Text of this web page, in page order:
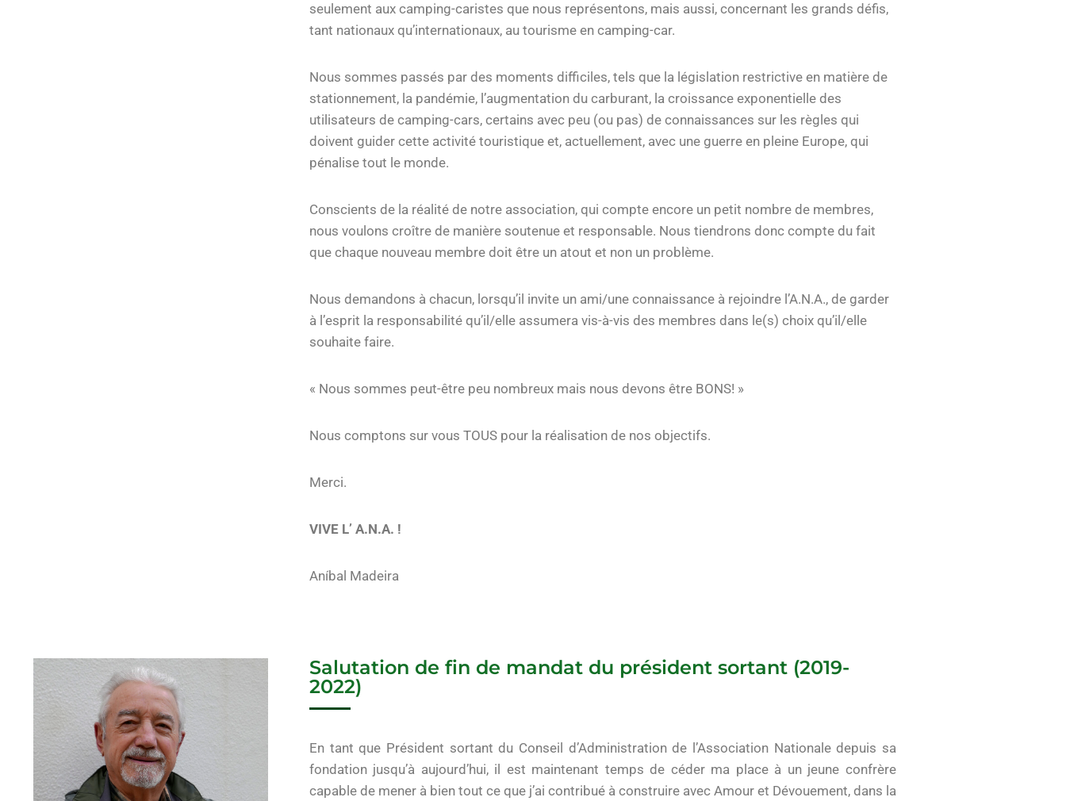
seulement aux camping-caristes que nous représentons, mais aussi, concernant les grands défis,
tant nationaux qu’internationaux, au tourisme en camping-car.
Nous sommes passés par des moments difficiles, tels que la législation restrictive en matière de
stationnement, la pandémie, l’augmentation du carburant, la croissance exponentielle des
utilisateurs de camping-cars, certains avec peu (ou pas) de connaissances sur les règles qui
doivent guider cette activité touristique et, actuellement, avec une guerre en pleine Europe, qui
pénalise tout le monde.
Conscients de la réalité de notre association, qui compte encore un petit nombre de membres,
nous voulons croître de manière soutenue et responsable. Nous tiendrons donc compte du fait
que chaque nouveau membre doit être un atout et non un problème.
Nous demandons à chacun, lorsqu’il invite un ami/une connaissance à rejoindre l’A.N.A., de garder
à l’esprit la responsabilité qu’il/elle assumera vis-à-vis des membres dans le(s) choix qu’il/elle
souhaite faire.
« Nous sommes peut-être peu nombreux mais nous devons être BONS! »
Nous comptons sur vous TOUS pour la réalisation de nos objectifs.
Merci.
VIVE L’ A.N.A. !
Aníbal Madeira
Salutation de fin de mandat du président sortant (2019-
2022)
En tant que Président sortant du Conseil d’Administration de l’Association Nationale depuis sa
fondation jusqu’à aujourd’hui, il est maintenant temps de céder ma place à un jeune confrère
capable de mener à bien tout ce que j’ai contribué à construire avec Amour et Dévouement, dans la